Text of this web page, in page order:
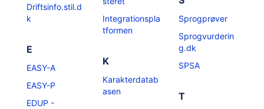
Driftsinfo.stil.d
k
E
EASY-A
EASY-P
EDUP -
Integrationspla
tformen
K
Karakterdatab
asen
Sprogprøver
Sprogvurderin
g.dk
SPSA
T